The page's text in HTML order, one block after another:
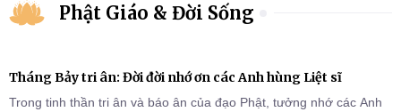
Phật Giáo & Đời Sống
Tháng Bảy tri ân: Đời đời nhớ ơn các Anh hùng Liệt sĩ
Trong tinh thần tri ân và báo ân của đạo Phật, tưởng nhớ các Anh